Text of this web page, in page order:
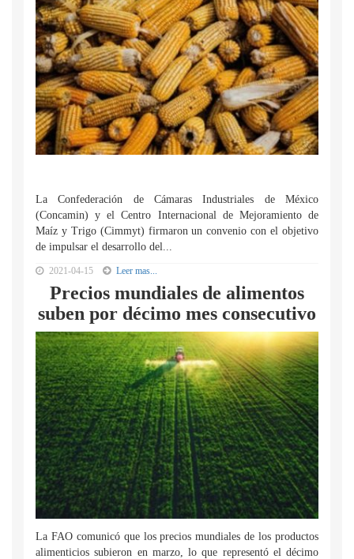
La Confederación de Cámaras Industriales de México
(Concamin) y el Centro Internacional de Mejoramiento de
Maíz y Trigo (Cimmyt) firmaron un convenio con el objetivo
de impulsar el desarrollo del...
2021-04-15 Leer mas...
Precios mundiales de alimentos
suben por décimo mes consecutivo
La FAO comunicó que los precios mundiales de los productos
alimenticios subieron en marzo, lo que representó el décimo